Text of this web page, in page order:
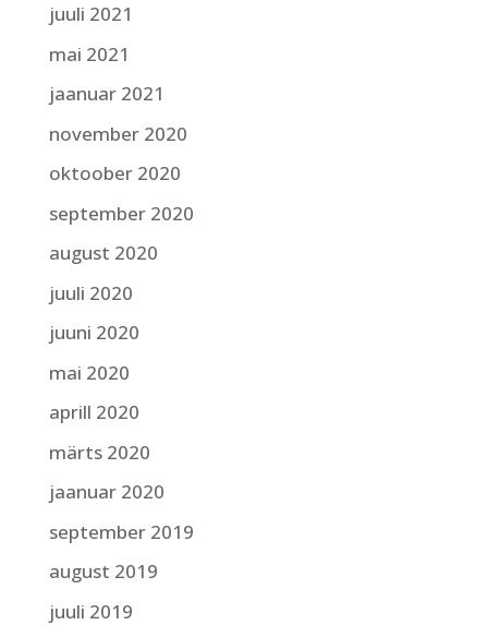
juuli 2021
mai 2021
jaanuar 2021
november 2020
oktoober 2020
september 2020
august 2020
juuli 2020
juuni 2020
mai 2020
aprill 2020
märts 2020
jaanuar 2020
september 2019
august 2019
juuli 2019